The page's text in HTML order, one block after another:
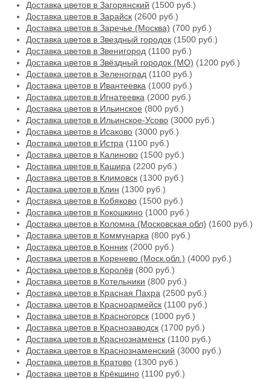
Доставка цветов в Загорянский (1500 руб.)
Доставка цветов в Зарайск (2600 руб.)
Доставка цветов в Заречье (Москва) (700 руб.)
Доставка цветов в Звездный городок (1500 руб.)
Доставка цветов в Звенигород (1100 руб.)
Доставка цветов в Звёздный городок (МО) (1200 руб.)
Доставка цветов в Зеленоград (1100 руб.)
Доставка цветов в Ивантеевка (1000 руб.)
Доставка цветов в Игнатеевка (2000 руб.)
Доставка цветов в Ильинское (800 руб.)
Доставка цветов в Ильинское-Усово (3000 руб.)
Доставка цветов в Исаково (3000 руб.)
Доставка цветов в Истра (1100 руб.)
Доставка цветов в Калиново (1500 руб.)
Доставка цветов в Кашира (2200 руб.)
Доставка цветов в Климовск (1300 руб.)
Доставка цветов в Клин (1300 руб.)
Доставка цветов в Кобяково (1500 руб.)
Доставка цветов в Кокошкино (1000 руб.)
Доставка цветов в Коломна (Московская обл) (1600 руб.)
Доставка цветов в Коммунарка (800 руб.)
Доставка цветов в Конник (2000 руб.)
Доставка цветов в Коренево (Моск.обл.) (4000 руб.)
Доставка цветов в Королёв (800 руб.)
Доставка цветов в Котельники (800 руб.)
Доставка цветов в Красная Пахра (2500 руб.)
Доставка цветов в Красноармейск (1100 руб.)
Доставка цветов в Красногорск (1000 руб.)
Доставка цветов в Краснозаводск (1700 руб.)
Доставка цветов в Краснознаменск (1100 руб.)
Доставка цветов в Краснознаменский (3000 руб.)
Доставка цветов в Кратово (1300 руб.)
Доставка цветов в Крёкшино (1100 руб.)